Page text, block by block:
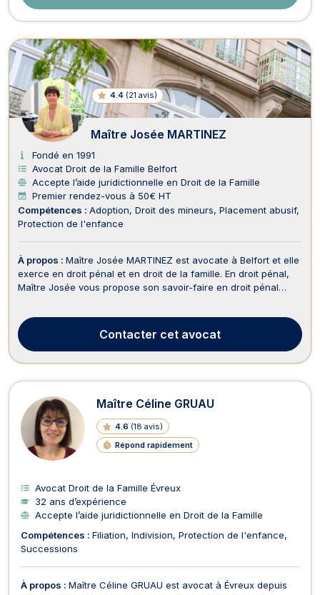
4.4 (21 avis)
Maître Josée MARTINEZ
Fondé en 1991
Avocat Droit de la Famille Belfort
Accepte l’aide juridictionnelle en Droit de la Famille
Premier rendez-vous à 50€ HT
Compétences : Adoption Droit des mineurs Placement abusif
Protection de l'enfance
À propos : Maître Josée MARTINEZ est avocate à Belfort et elle
exerce en droit pénal et en droit de la famille. En droit pénal,
Maître Josée vous propose son savoir-faire en droit pénal
assiste lors des gardes à vue...
Contacter cet avocat
Maître Céline GRUAU
4.6 (18 avis)
Répond rapidement
Avocat Droit de la Famille Évreux
32 ans d’expérience
Accepte l’aide juridictionnelle en Droit de la Famille
Compétences : Filiation Indivision Protection de l'enfance
Successions
À propos : Maître Céline GRUAU est avocat à Évreux depuis